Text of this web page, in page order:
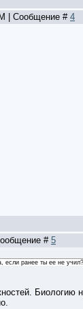
| Сообщение #4
#5
если ранее ты ее не